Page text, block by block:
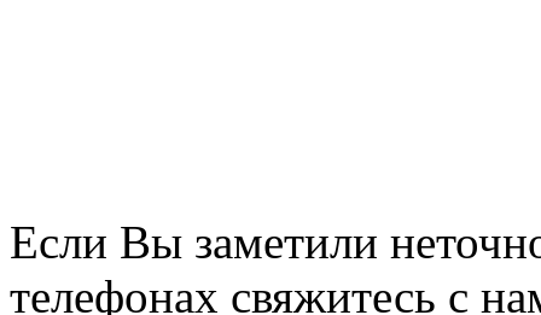
Если Вы заметили
телефонах свяжитесь с